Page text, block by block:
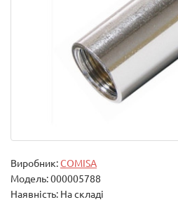
Виробник:COMISA
Модель:000005788
Наявність: На складі